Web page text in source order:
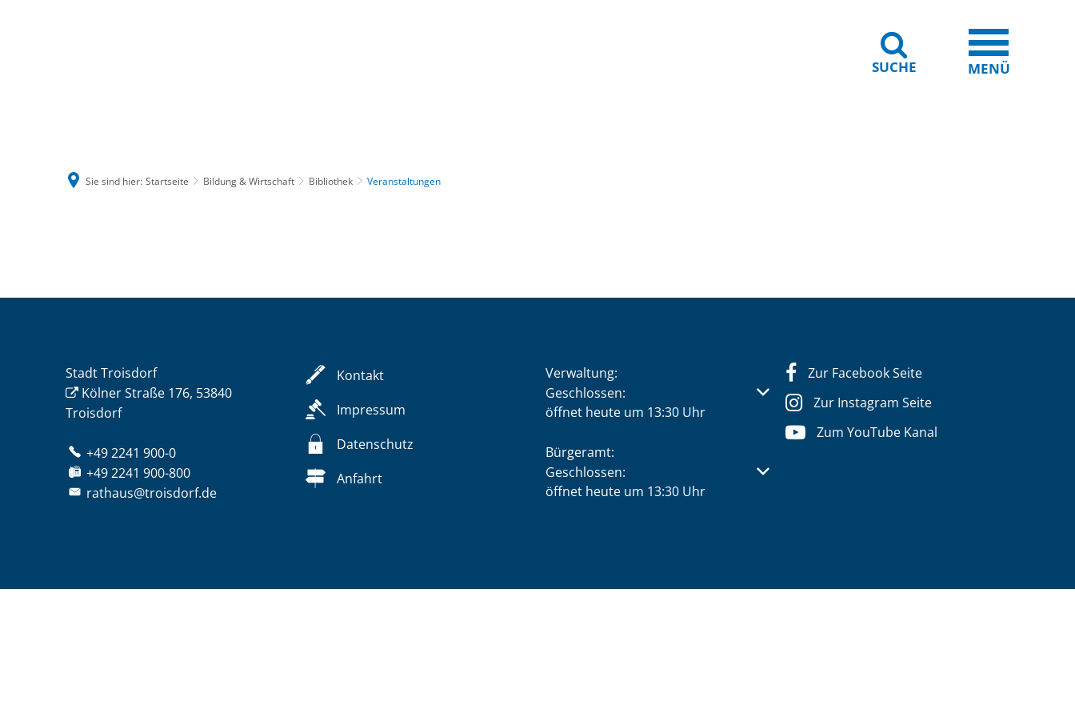
SUCHE MENÜ
Sie sind hier: Startseite Bildung & Wirtschaft Bibliothek Veranstaltungen
Stadt Troisdorf
Kölner Straße 176, 53840
Troisdorf
+49 2241 900-0
+49 2241 900-800
rathaus@troisdorf.de
Kontakt
Impressum
Datenschutz
Anfahrt
Verwaltung:
Klicken, um weitere Öffnungs- oder Schließzeiten auszublenden
Geschlossen:
öffnet heute um 13:30 Uhr
Bürgeramt:
Klicken, um weitere Öffnungs- oder Schließzeiten auszublenden
Geschlossen:
öffnet heute um 13:30 Uhr
Zur Facebook Seite
Zur Instagram Seite
Zum YouTube Kanal